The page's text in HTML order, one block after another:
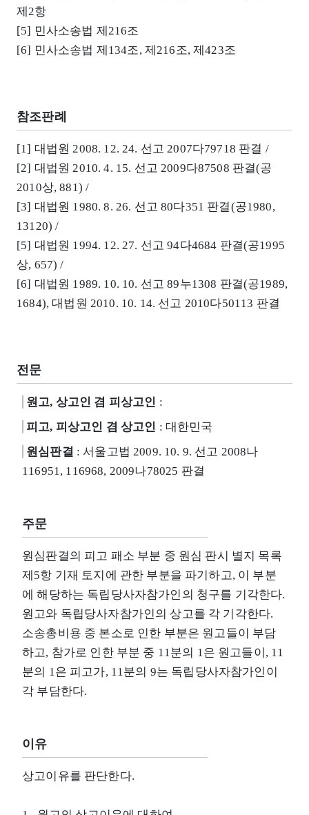
제2항
[5] 민사소송법 제216조
[6] 민사소송법 제134조, 제216조, 제423조
참조판례
[1] 대법원 2008. 12. 24. 선고 2007다79718 판결 /
[2] 대법원 2010. 4. 15. 선고 2009다87508 판결(공
2010상, 881) /
[3] 대법원 1980. 8. 26. 선고 80다351 판결(공1980,
13120) /
[5] 대법원 1994. 12. 27. 선고 94다4684 판결(공1995
상, 657) /
[6] 대법원 1989. 10. 10. 선고 89누1308 판결(공1989,
1684), 대법원 2010. 10. 14. 선고 2010다50113 판결
전문
원고, 상고인 겸 피상고인 :
피고, 피상고인 겸 상고인 : 대한민국
원심판결 : 서울고법 2009. 10. 9. 선고 2008나
116951, 116968, 2009나78025 판결
주문
원심판결의 피고 패소 부분 중 원심 판시 별지 목록
제5항 기재 토지에 관한 부분을 파기하고, 이 부분
에 해당하는 독립당사자참가인의 청구를 기각한다.
원고와 독립당사자참가인의 상고를 각 기각한다.
소송총비용 중 본소로 인한 부분은 원고들이 부담
하고, 참가로 인한 부분 중 11분의 1은 원고들이, 11
분의 1은 피고가, 11분의 9는 독립당사자참가인이
각 부담한다.
이유
상고이유를 판단한다.